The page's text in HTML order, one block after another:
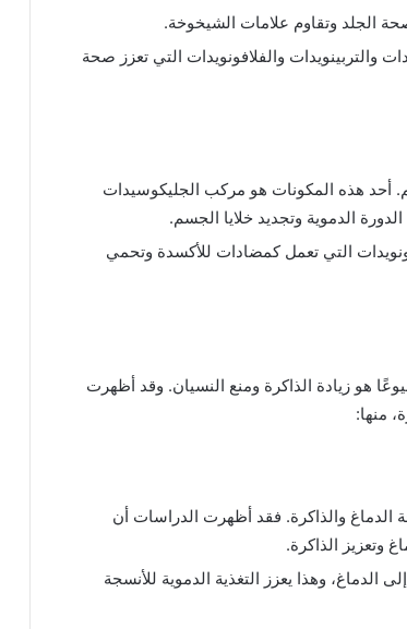
صحة الجلد وتقاوم علامات الشيخوخة.
والتربينويدات والفلافونويدات التي تعزز صحة
هذه المكونات هو مركب الجليكوسيدات
الدموية وتجديد خلايا الجسم.
التي تعمل كمضادات للأكسدة وتحمي
هو زيادة الذاكرة ومنع النسيان. وقد أظهرت
منها:
الدماغ والذاكرة. فقد أظهرت الدراسات أن
الذاكرة.
وهذا يعزز التغذية الدموية للأنسجة